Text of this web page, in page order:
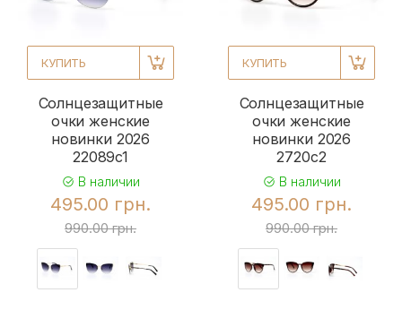
КУПИТЬ
Солнцезащитные
очки женские
новинки 2026
22089c1
В наличии
495.00 грн.
990.00 грн.
КУПИТЬ
Солнцезащитные
очки женские
новинки 2026
2720c2
В наличии
495.00 грн.
990.00 грн.